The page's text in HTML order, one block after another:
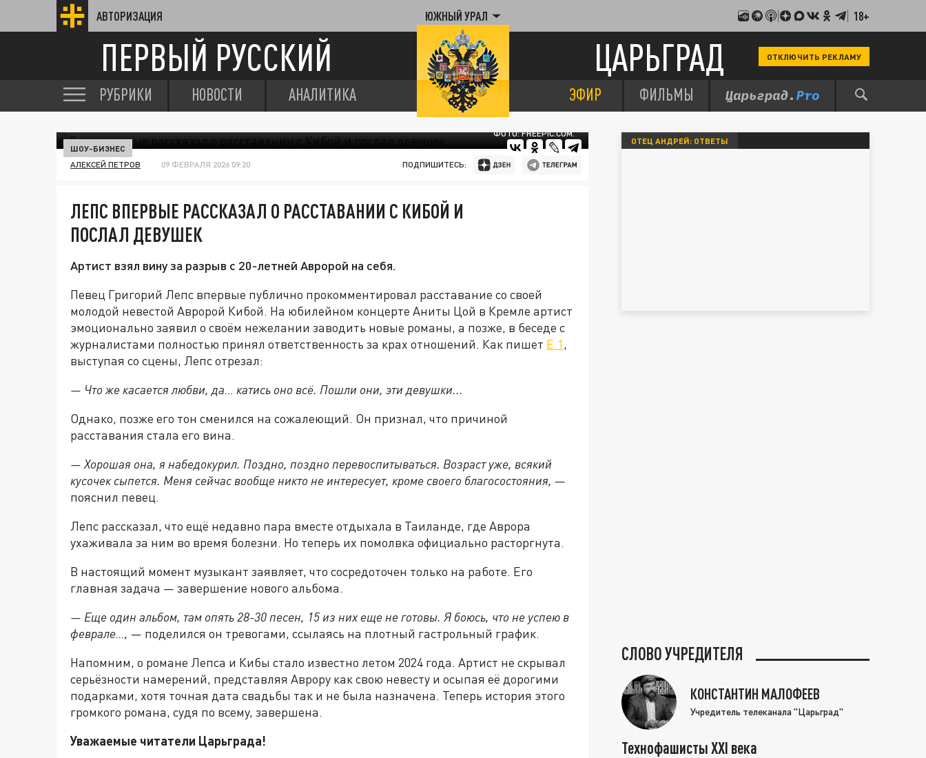
АВТОРИЗАЦИЯ ЮЖНЫЙ УРАЛ 18+
ПЕРВЫЙ РУССКИЙ ЦАРЬГРАД ОТКЛЮЧИТЬ РЕКЛАМУ
РУБРИКИ НОВОСТИ АНАЛИТИКА ЭФИР ФИЛЬМЫ
ФОТО: FREEPIC.COM.
ШОУ-БИЗНЕС
АЛЕКСЕЙ ПЕТРОВ 09 ФЕВРАЛЯ 2026 09:20 ПОДПИШИТЕСЬ:
ЛЕПС ВПЕРВЫЕ РАССКАЗАЛ О РАССТАВАНИИ С КИБОЙ И
ПОСЛАЛ ДЕВУШЕК
Артист взял вину за разрыв с 20-летней Авророй на себя.
Певец Григорий Лепс впервые публично прокомментировал расставание со своей
молодой невестой Авророй Кибой. На юбилейном концерте Аниты Цой в Кремле артист
эмоционально заявил о своём нежелании заводить новые романы, а позже, в беседе с
журналистами полностью принял ответственность за крах отношений. Как пишет Е.1,
выступая со сцены, Лепс отрезал:
— Что же касается любви, да… катись оно всё. Пошли они, эти девушки...
Однако, позже его тон сменился на сожалеющий. Он признал, что причиной
расставания стала его вина.
— Хорошая она, я набедокурил. Поздно, поздно перевоспитываться. Возраст уже, всякий
кусочек сыпется. Меня сейчас вообще никто не интересует, кроме своего благосостояния, —
пояснил певец.
Лепс рассказал, что ещё недавно пара вместе отдыхала в Таиланде, где Аврора
ухаживала за ним во время болезни. Но теперь их помолвка официально расторгнута.
В настоящий момент музыкант заявляет, что сосредоточен только на работе. Его
главная задача — завершение нового альбома.
— Еще один альбом, там опять 28-30 песен, 15 из них еще не готовы. Я боюсь, что не успею в
феврале…, — поделился он тревогами, ссылаясь на плотный гастрольный график.
Напомним, о романе Лепса и Кибы стало известно летом 2024 года. Артист не скрывал
серьёзности намерений, представляя Аврору как свою невесту и осыпая её дорогими
подарками, хотя точная дата свадьбы так и не была назначена. Теперь история этого
громкого романа, судя по всему, завершена.
Уважаемые читатели Царьграда!
ОТЕЦ АНДРЕЙ: ОТВЕТЫ
СЛОВО УЧРЕДИТЕЛЯ
КОНСТАНТИН МАЛОФЕЕВ
Учредитель телеканала "Царьград"
Технофашисты XXI века